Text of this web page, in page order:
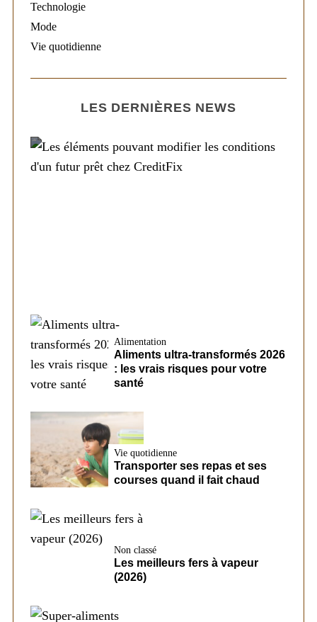
Technologie
Mode
Vie quotidienne
LES DERNIÈRES NEWS
Alimentation
Aliments ultra-transformés 2026
: les vrais risques pour votre
santé
Vie quotidienne
Transporter ses repas et ses
courses quand il fait chaud
Non classé
Les meilleurs fers à vapeur
(2026)